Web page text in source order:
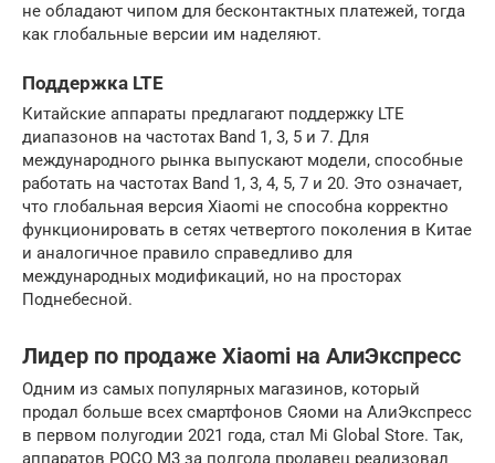
не обладают чипом для бесконтактных платежей, тогда
как глобальные версии им наделяют.
Поддержка LTE
Китайские аппараты предлагают поддержку LTE
диапазонов на частотах Band 1, 3, 5 и 7. Для
международного рынка выпускают модели, способные
работать на частотах Band 1, 3, 4, 5, 7 и 20. Это означает,
что глобальная версия Xiaomi не способна корректно
функционировать в сетях четвертого поколения в Китае
и аналогичное правило справедливо для
международных модификаций, но на просторах
Поднебесной.
Лидер по продаже Xiaomi на АлиЭкспресс
Одним из самых популярных магазинов, который
продал больше всех смартфонов Сяоми на АлиЭкспресс
в первом полугодии 2021 года, стал Mi Global Store. Так,
аппаратов POCO M3 за полгода продавец реализовал